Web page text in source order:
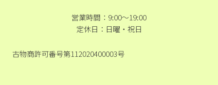
営業時間：9:00～19:00
定休日：日曜・祝日
古物商許可番号第112020400003号